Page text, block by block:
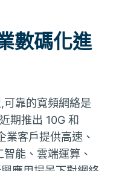
數碼化進
靠的寬頻網絡是
期推出 10G 和
業客戶提供高速、
能、雲端運算、